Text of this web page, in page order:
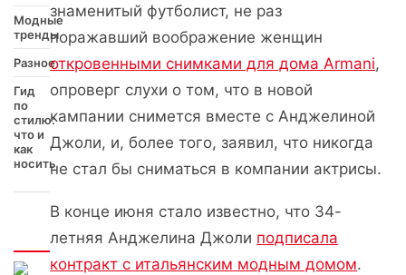
Модные
тренды
Разное
Гид
по
стилю:
что и
как
носить
Интересно
знаменитый футболист, не раз
поражавший воображение женщин
откровенными снимками для дома Armani,
опроверг слухи о том, что в новой
кампании снимется вместе с Анджелиной
Джоли, и, более того, заявил, что никогда
не стал бы сниматься в компании актрисы.
В конце июня стало известно, что 34-
летняя Анджелина Джоли подписала
контракт с итальянским модным домом.